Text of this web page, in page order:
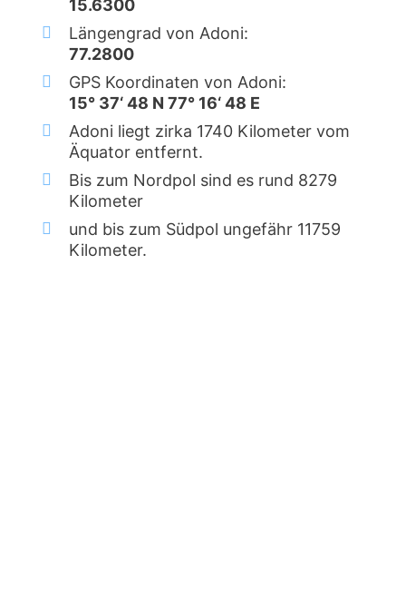
15.6300
Längengrad von Adoni:
77.2800
GPS Koordinaten von Adoni:
15° 37‘ 48 N 77° 16‘ 48 E
Adoni liegt zirka 1740 Kilometer vom
Äquator entfernt.
Bis zum Nordpol sind es rund 8279
Kilometer
und bis zum Südpol ungefähr 11759
Kilometer.